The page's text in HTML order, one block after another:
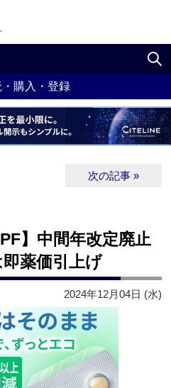
・購入・登録
次の記事 »
】中間年改定廃止
即薬価引上げ
2024年12月04日 (水)